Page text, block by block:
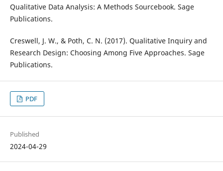
Qualitative Data Analysis: A Methods Sourcebook. Sage
Publications.
Creswell, J. W., & Poth, C. N. (2017). Qualitative Inquiry and
Research Design: Choosing Among Five Approaches. Sage
Publications.
PDF
Published
2024-04-29